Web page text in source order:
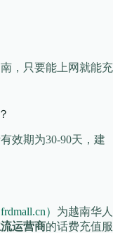
，只要能上网就能充
效期为30-90天，建
） 为越南华人
运营商的话费充值服